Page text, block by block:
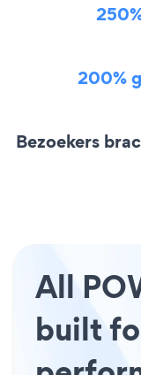
200%
Bezoekers
All
built